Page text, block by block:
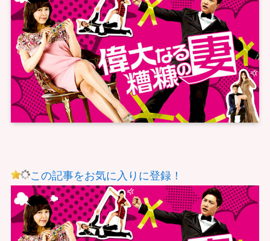
この記事をお気に入りに登録！